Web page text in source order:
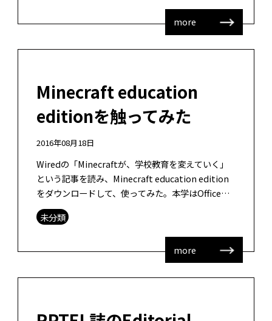
more
Minecraft education
editionを触ってみた
2016年08月18日
Wiredの「Minecraftが、学校教育を変えていく」
という記事を読み、Minecraft education edition
をダウンロードして、使ってみた。本学はOffice
365の契約をしているということなので […]
未分類
more